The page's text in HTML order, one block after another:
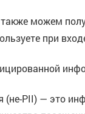
можем
при
PII) — это